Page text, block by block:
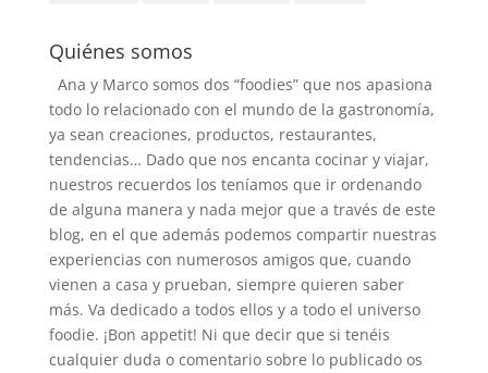
Quiénes somos
Ana y Marco somos dos “foodies” que nos apasiona
todo lo relacionado con el mundo de la gastronomía,
ya sean creaciones, productos, restaurantes,
tendencias… Dado que nos encanta cocinar y viajar,
nuestros recuerdos los teníamos que ir ordenando
de alguna manera y nada mejor que a través de este
blog, en el que además podemos compartir nuestras
experiencias con numerosos amigos que, cuando
vienen a casa y prueban, siempre quieren saber
más. Va dedicado a todos ellos y a todo el universo
foodie. ¡Bon appetit! Ni que decir que si tenéis
cualquier duda o comentario sobre lo publicado os